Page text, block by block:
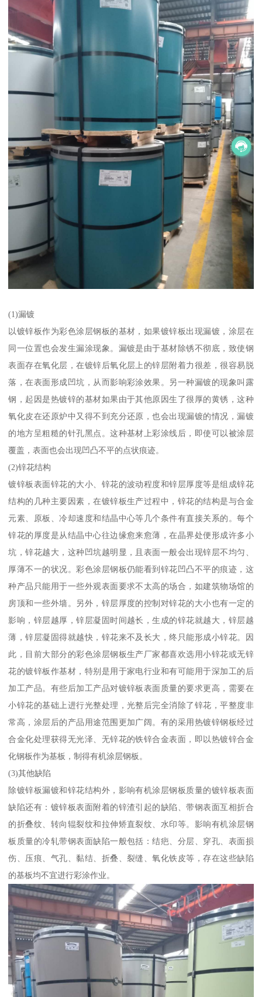
(1)漏镀
以镀锌板作为彩色涂层钢板的基材，如果镀锌板出现漏镀，涂层在
同一位置也会发生漏涂现象。漏镀是由于基材除锈不彻底，致使钢
表面存在氧化层，在镀锌后氧化层上的锌层附着力很差，很容易脱
落，在表面形成凹坑，从而影响彩涂效果。另一种漏镀的现象叫露
钢，起因是热镀锌的基材如果由于其他原因生了很厚的黄锈，这种
氧化皮在还原炉中又得不到充分还原，也会出现漏镀的情况，漏镀
的地方呈粗糙的针孔黑点。这种基材上彩涂线后，即使可以被涂层
覆盖，表面也会出现凹凸不平的点状痕迹。
(2)锌花结构
镀锌板表面锌花的大小、锌花的波动程度和锌层厚度等是组成锌花
结构的几种主要因素，在镀锌板生产过程中，锌花的结构是与合金
元素、原板、冷却速度和结晶中心等几个条件有直接关系的。每个
锌花的厚度是从结晶中心往边缘愈来愈薄，在晶界处便形成许多小
坑，锌花越大，这种凹坑越明显，且表面一般会出现锌层不均匀、
厚薄不一的状况。彩色涂层钢板仍能看到锌花凹凸不平的痕迹，这
种产品只能用于一些外观表面要求不太高的场合，如建筑物场馆的
房顶和一些外墙。另外，锌层厚度的控制对锌花的大小也有一定的
影响，锌层越厚，锌层凝固时间越长，生成的锌花就越大，锌层越
薄，锌层凝固得就越快，锌花来不及长大，终只能形成小锌花。因
此，目前大部分的彩色涂层钢板生产厂家都喜欢选用小锌花或无锌
花的镀锌板作基材，特别是用于家电行业和有可能用于深加工的后
加工产品。有些后加工产品对镀锌板表面质量的要求更高，需要在
小锌花的基础上进行光整处理，光整后完全消除了锌花，平整度非
常高，涂层后的产品用途范围更加广阔。有的采用热镀锌钢板经过
合金化处理获得无光泽、无锌花的铁锌合金表面，即以热镀锌合金
化钢板作为基板，制得有机涂层钢板。
(3)其他缺陷
除镀锌板漏镀和锌花结构外，影响有机涂层钢板质量的镀锌板表面
缺陷还有：镀锌板表面附着的锌渣引起的缺陷、带钢表面互相折合
的折叠纹、转向辊裂纹和拉伸矫直裂纹、水印等。影响有机涂层钢
板质量的冷轧带钢表面缺陷一般包括：结疤、分层、穿孔、表面损
伤、压痕、气孔、黏结、折叠、裂缝、氧化铁皮等，存在这些缺陷
的基板均不宜进行彩涂作业。